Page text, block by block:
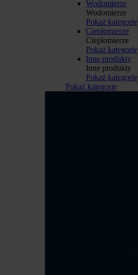
Wodomierze
Wodomierze
Pokaż kategorię
Ciepłomierze
Ciepłomierze
Pokaż kategorię
Inne produkty
Inne produkty
Pokaż kategorię
Pokaż kategorię